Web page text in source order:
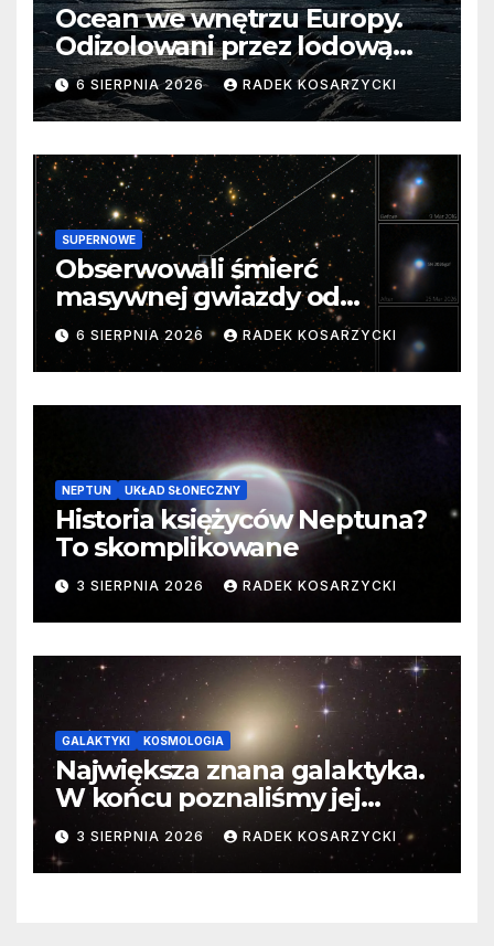
Ocean we wnętrzu Europy.
Odizolowani przez lodową
barierę
6 SIERPNIA 2026 RADEK KOSARZYCKI
SUPERNOWE
Obserwowali śmierć
masywnej gwiazdy od
samego początku. Niezwykle
cenne dane
6 SIERPNIA 2026 RADEK KOSARZYCKI
NEPTUN UKŁAD SŁONECZNY
Historia księżyców Neptuna?
To skomplikowane
3 SIERPNIA 2026 RADEK KOSARZYCKI
GALAKTYKI KOSMOLOGIA
Największa znana galaktyka.
W końcu poznaliśmy jej
faktyczne wymiary
3 SIERPNIA 2026 RADEK KOSARZYCKI